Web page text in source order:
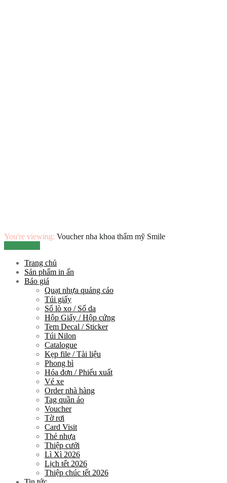
You're viewing: Voucher nha khoa thẩm mỹ Smile
Trang chủ
Sản phẩm in ấn
Báo giá
Quạt nhựa quảng cáo
Túi giấy
Sổ lò xo / Sổ da
Hộp Giấy / Hộp cứng
Tem Decal / Sticker
Túi Nilon
Catalogue
Kẹp file / Tài liệu
Phong bì
Hóa đơn / Phiếu xuất
Vé xe
Order nhà hàng
Tag quần áo
Voucher
Tờ rơi
Card Visit
Thẻ nhựa
Thiệp cưới
Lì Xì 2026
Lịch tết 2026
Thiệp chúc tết 2026